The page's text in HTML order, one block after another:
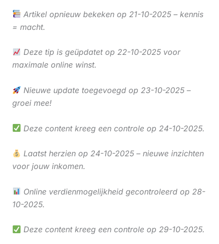
Artikel opnieuw bekeken op 21-10-2025 – kennis
= macht.
Deze tip is geüpdatet op 22-10-2025 voor
maximale online winst.
Nieuwe update toegevoegd op 23-10-2025 –
groei mee!
Deze content kreeg een controle op 24-10-2025.
Laatst herzien op 24-10-2025 – nieuwe inzichten
voor jouw inkomen.
Online verdienmogelijkheid gecontroleerd op 28-
10-2025.
Deze content kreeg een controle op 29-10-2025.